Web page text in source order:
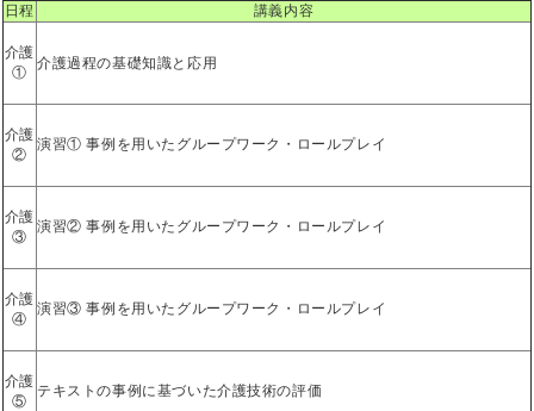
日程
講義内容
介護
①
介護過程の基礎知識と応用
介護
②
演習① 事例を用いたグループワーク・ロールプレイ
介護
③
演習② 事例を用いたグループワーク・ロールプレイ
介護
④
演習③ 事例を用いたグループワーク・ロールプレイ
介護
⑤
テキストの事例に基づいた介護技術の評価